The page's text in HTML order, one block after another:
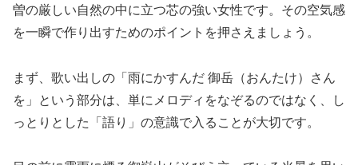
曽の厳しい自然の中に立つ芯の強い女性です。その空気感
を一瞬で作り出すためのポイントを押さえましょう。
まず、歌い出しの「雨にかすんだ 御岳（おんたけ）さん
を」という部分は、単にメロディをなぞるのではなく、し
っとりとした「語り」の意識で入ることが大切です。